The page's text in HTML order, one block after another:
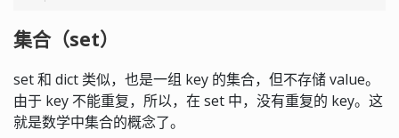
集合（set）
set 和 dict 类似，也是一组 key 的集合，但不存储 value。
由于 key 不能重复，所以，在 set 中，没有重复的 key。这
就是数学中集合的概念了。